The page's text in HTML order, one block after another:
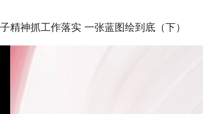
精神抓工作落实 一张蓝图绘到底（下）